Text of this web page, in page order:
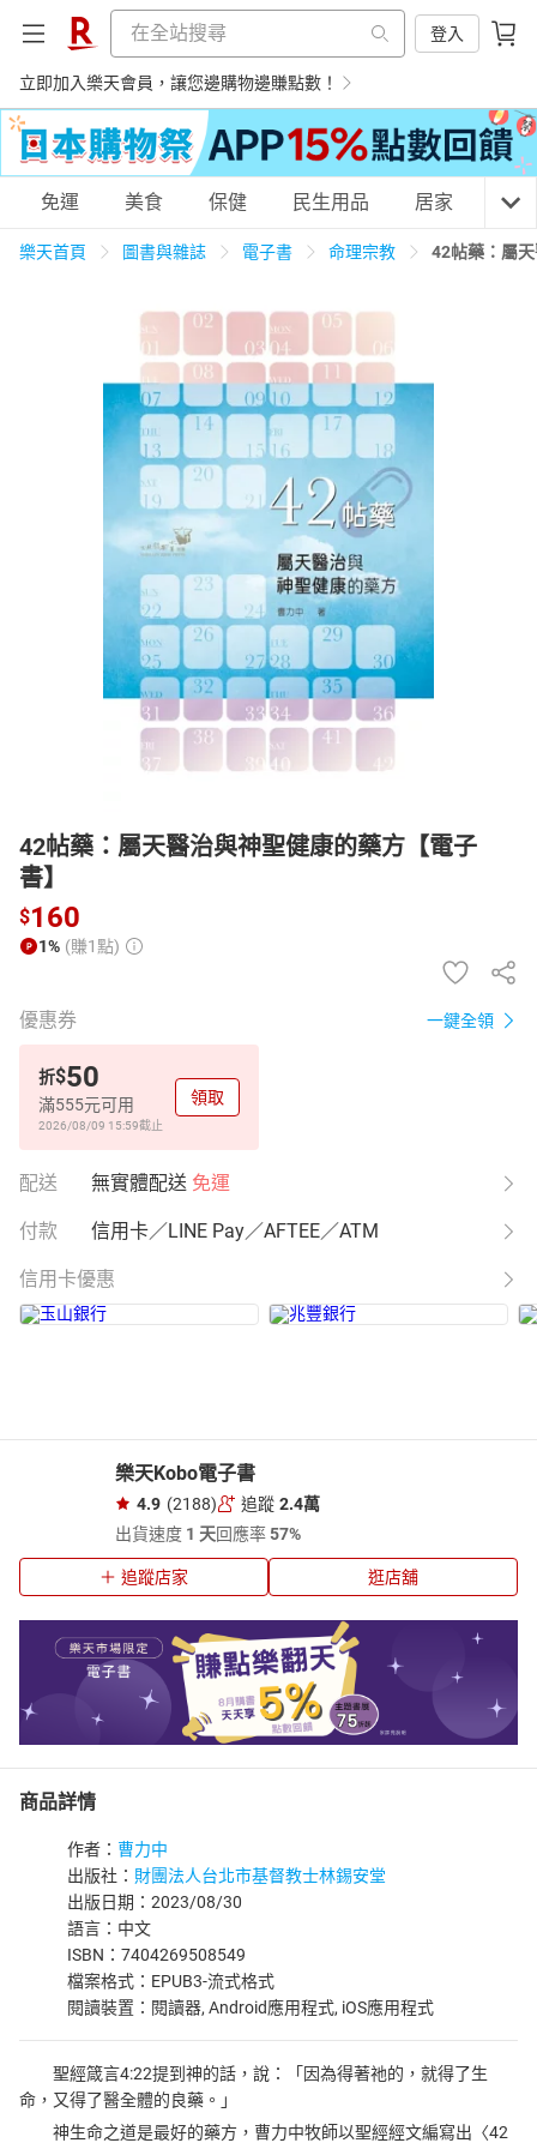
登入
立即加入樂天會員，讓您邊購物邊賺點數！
購物網分類
美食蛋糕 養生保健
3C家電 運動休閒
男裝 化妝保養
電子/紙本書
HOT
免運 美食 保健 民生用品 居家 3C
樂天首頁 圖書與雜誌 電子書 命理宗教 42帖藥：屬
42帖藥：屬天醫治與神聖健康的藥方【電子
書】
$160
1% (賺1點)
優惠券 一鍵全領
折$50
滿555元可用
2026/08/09 15:59截止
領取
配送 無實體配送 免運
付款 信用卡／LINE Pay／AFTEE／ATM
信用卡優惠
樂天Kobo電子書
4.9 (2188) 追蹤 2.4萬
出貨速度 1 天回應率57%
追蹤店家 逛店舖
商品詳情
作者： 曹力中
出版社： 財團法人台北市基督教士林錫安堂
出版日期：2023/08/30
語言：中文
ISBN：7404269508549
檔案格式：EPUB3-流式格式
閱讀裝置：閱讀器, Android應用程式, iOS應用程式
聖經箴言4:22提到神的話，說：「因為得著祂的，就得了生
命，又得了醫全體的良藥。」
神生命之道是最好的藥方，曹力中牧師以聖經經文編寫出〈42